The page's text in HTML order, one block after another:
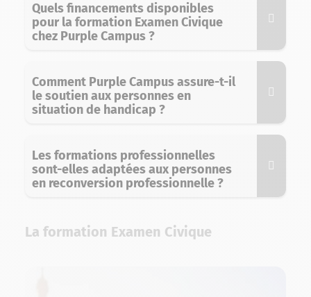
Quels financements disponibles
pour la formation Examen Civique
chez Purple Campus ?
Comment Purple Campus assure-t-il
le soutien aux personnes en
situation de handicap ?
Les formations professionnelles
sont-elles adaptées aux personnes
en reconversion professionnelle ?
La formation Examen Civique